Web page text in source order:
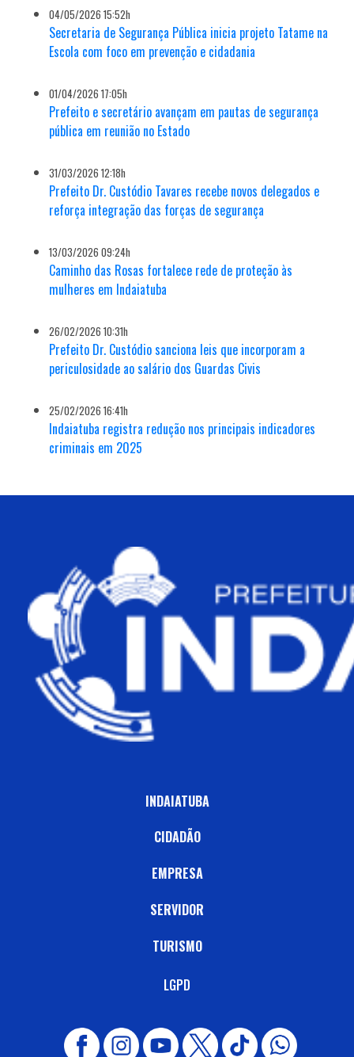
04/05/2026 15:52h
Secretaria de Segurança Pública inicia projeto Tatame na
Escola com foco em prevenção e cidadania
01/04/2026 17:05h
Prefeito e secretário avançam em pautas de segurança
pública em reunião no Estado
31/03/2026 12:18h
Prefeito Dr. Custódio Tavares recebe novos delegados e
reforça integração das forças de segurança
13/03/2026 09:24h
Caminho das Rosas fortalece rede de proteção às
mulheres em Indaiatuba
26/02/2026 10:31h
Prefeito Dr. Custódio sanciona leis que incorporam a
periculosidade ao salário dos Guardas Civis
25/02/2026 16:41h
Indaiatuba registra redução nos principais indicadores
criminais em 2025
INDAIATUBA
CIDADÃO
EMPRESA
SERVIDOR
TURISMO
LGPD